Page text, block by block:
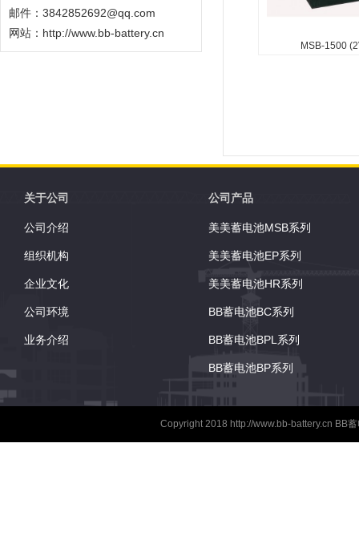
邮件：3842852692@qq.com
网站： http://www.bb-battery.cn
MSB-1500
关于公司
公司介绍
组织机构
企业文化
公司环境
业务介绍
公司产品
美美蓄电池MSB系列
美美蓄电池EP系列
美美蓄电池HR系列
BB蓄电池BC系列
BB蓄电池BPL系列
BB蓄电池BP系列
Copyright 2018 http://www.bb-battery.cn BB